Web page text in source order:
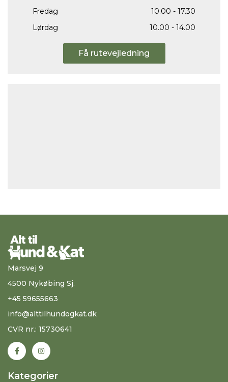
Fredag
10.00 - 17.30
Lørdag
10.00 - 14.00
Få rutevejledning
Marsvej 9
4500 Nykøbing Sj.
+45 59655663
info@alttilhundogkat.dk
CVR nr.: 15730641
Kategorier